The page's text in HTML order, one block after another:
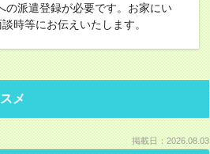
の派遣登録が必要です。お家にい
時等にお伝えいたします。
メ
掲載日：2026.08.03